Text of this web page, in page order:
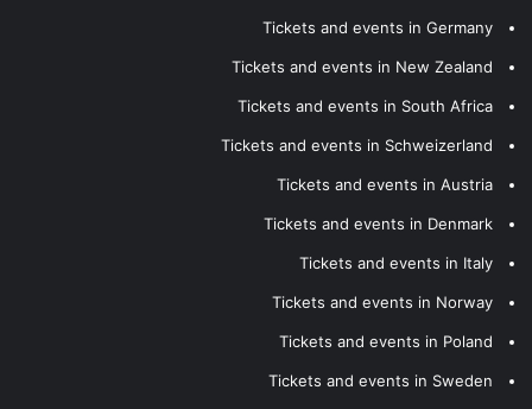
Tickets and events in Germany
Tickets and events in New Zealand
Tickets and events in South Africa
Tickets and events in Schweizerland
Tickets and events in Austria
Tickets and events in Denmark
Tickets and events in Italy
Tickets and events in Norway
Tickets and events in Poland
Tickets and events in Sweden